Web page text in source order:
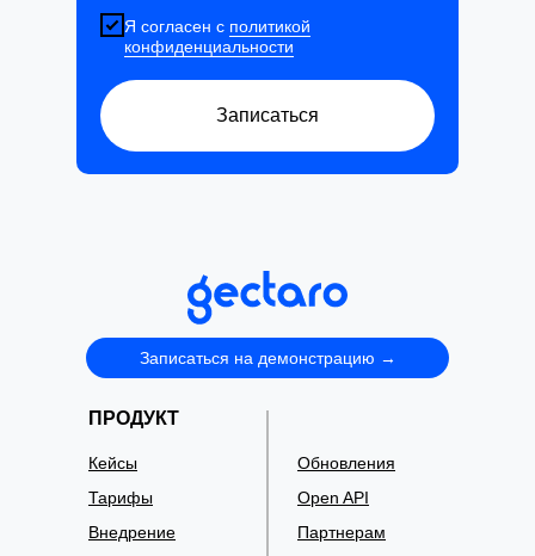
Я согласен с политикой
конфиденциальности
Записаться
ПРОДУКТ
Внедрение
Обновления
Open API
Кейсы
Тарифы
Партнерам
Записаться на демонстрацию →